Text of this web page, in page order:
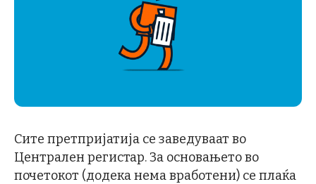
Сите претпријатија се заведуваат во
Централен регистар. За основањето во
почетокот (додека нема вработени) се плаќа